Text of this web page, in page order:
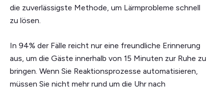
die zuverlässigste Methode, um Lärmprobleme schnell
zu lösen.
In 94% der Fälle reicht nur eine freundliche Erinnerung
aus, um die Gäste innerhalb von 15 Minuten zur Ruhe zu
bringen. Wenn Sie Reaktionsprozesse automatisieren,
müssen Sie nicht mehr rund um die Uhr nach